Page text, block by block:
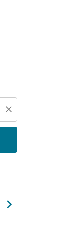
close
chevron_right